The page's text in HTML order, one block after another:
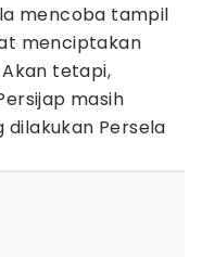
mencoba tampil
menciptakan
tetapi,
masih
Persela